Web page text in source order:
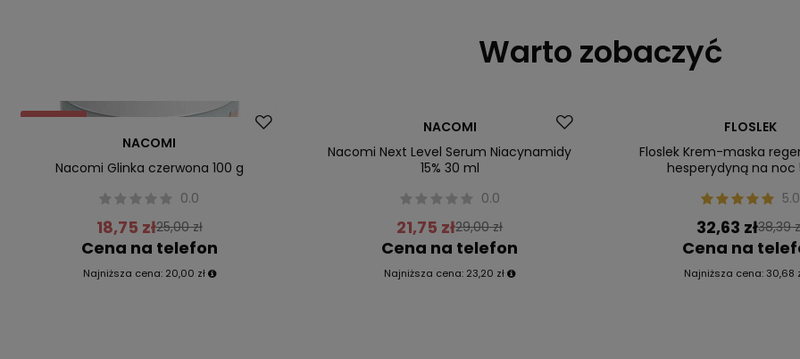
Warto zobaczyć
Promocja
NACOMI
Nacomi Glinka czerwona 100 g
0.0
18,75 zł25,00 zł
Cena na telefon
Najniższa cena: 20,00 zł
NACOMI
Nacomi Next Level Serum Niacynamidy
15% 30 ml
0.0
21,75 zł29,00 zł
Cena na telefon
Najniższa cena: 23,20 zł
FLOSLEK
Floslek Krem-maska
hesperydyną na noc
5.0
32,63 zł38,39
Cena na
Najniższa cena: 30,68